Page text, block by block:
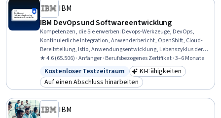
IBM
IBM DevOps und Softwareentwicklung
Kompetenzen, die Sie erwerben: Devops-Werkzeuge, DevOps,
Kontinuierliche Integration, Anwenderbericht, OpenShift, Cloud-
Bereitstellung, Istio, Anwendungsentwicklung, Lebenszyklus der
Softwareentwicklung, Grafana, Testgetriebene Entwicklung (TDD),
Kubernetes, Open Web Application Security Project (OWASP), Cloud-
Infrastruktur, Einheitliche Prüfung, Linux-Befehle, Git
(Versionskontrollsystem), Software-Entwicklung, Daten
★ 4.6 (65.506) · Anfänger · Berufsbezogenes Zertifikat · 3–6 Monate
Status: Kostenloser Testzeitraum
Kostenloser Testzeitraum Kategorie: KI-Fähigkeiten
KI-Fähigkeiten
Kategorie: Auf einen Abschluss hinarbeiten
Auf einen Abschluss hinarbeiten
IBM